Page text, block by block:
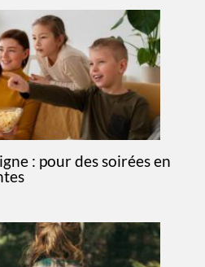
: pour des soirées en